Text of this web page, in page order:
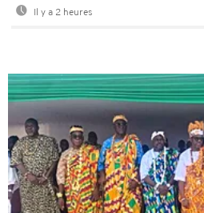
Il y a 2 heures